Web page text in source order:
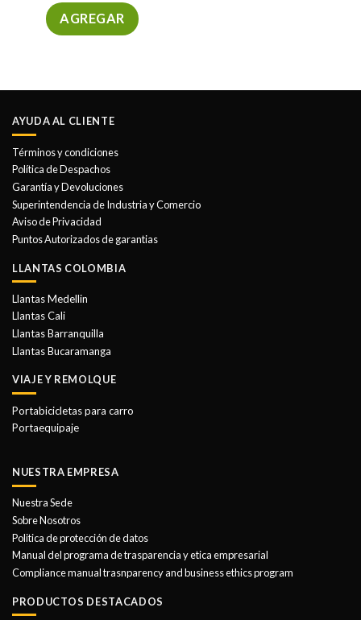
AGREGAR
múltiples
Las
elegir
en
la
página
de
AYUDA AL CLIENTE
Términos y condiciones
Política de Despachos
Garantía y Devoluciones
Superintendencia de Industria y Comercio
Aviso de Privacidad
Puntos Autorizados de garantias
LLANTAS COLOMBIA
Llantas Medellin
Llantas Cali
Llantas Barranquilla
Llantas Bucaramanga
VIAJE Y REMOLQUE
Portabicicletas para carro
Portaequipaje
NUESTRA EMPRESA
Nuestra Sede
Sobre Nosotros
Politica de protección de datos
Manual del programa de trasparencia y etica empresarial
Compliance manual trasnparency and business ethics program
PRODUCTOS DESTACADOS